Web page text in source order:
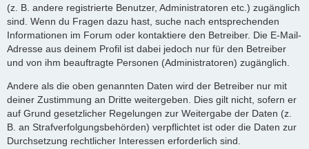
(z. B. andere registrierte Benutzer, Administratoren etc.) zugänglich
sind. Wenn du Fragen dazu hast, suche nach entsprechenden
Informationen im Forum oder kontaktiere den Betreiber. Die E-Mail-
Adresse aus deinem Profil ist dabei jedoch nur für den Betreiber
und von ihm beauftragte Personen (Administratoren) zugänglich.
Andere als die oben genannten Daten wird der Betreiber nur mit
deiner Zustimmung an Dritte weitergeben. Dies gilt nicht, sofern er
auf Grund gesetzlicher Regelungen zur Weitergabe der Daten (z.
B. an Strafverfolgungsbehörden) verpflichtet ist oder die Daten zur
Durchsetzung rechtlicher Interessen erforderlich sind.